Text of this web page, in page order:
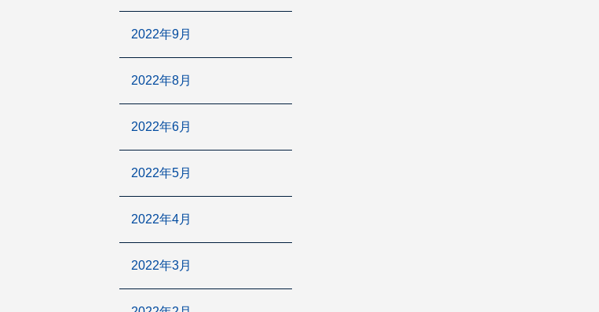
2022年9月
2022年8月
2022年6月
2022年5月
2022年4月
2022年3月